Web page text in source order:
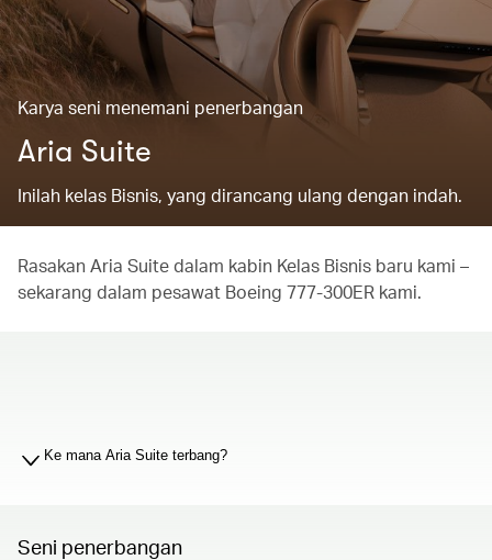
Karya seni menemani penerbangan
Aria Suite
Inilah kelas Bisnis, yang dirancang ulang dengan indah.
Rasakan Aria Suite dalam kabin Kelas Bisnis baru kami –
sekarang dalam pesawat Boeing 777-300ER kami.
Ke mana Aria Suite terbang?
Seni penerbangan